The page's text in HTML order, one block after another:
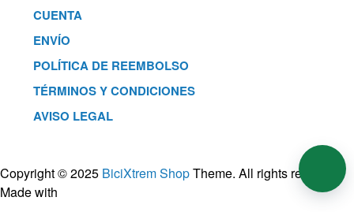
CUENTA
ENVÍO
POLÍTICA DE REEMBOLSO
TÉRMINOS Y CONDICIONES
AVISO LEGAL
Copyright © 2025 BiciXtrem ShopTheme. All rights reserved.
Made with